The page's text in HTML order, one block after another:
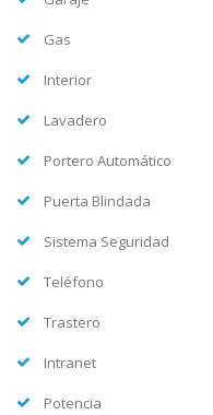
Gas
Interior
Lavadero
Portero Automático
Puerta Blindada
Sistema Seguridad
Teléfono
Trastero
Intranet
Potencia